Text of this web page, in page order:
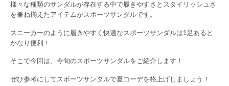
様々な種類のサンダルが存在する中で履きやすさとスタイリッシュさ
を兼ね揃えたアイテムがスポーツサンダルです。
スニーカーのように履きやすく快適なスポーツサンダルは1足あると
かなり便利！
そこで今回は、今旬のスポーツサンダルをご紹介します！
ぜひ参考にしてスポーツサンダルで夏コーデを格上げしましょう！